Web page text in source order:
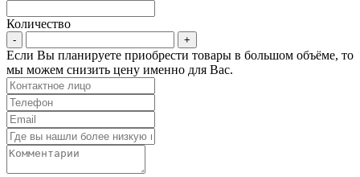
Количество
Если Вы планируете приобрести товары в большом объёме, то
мы можем снизить цену именно для Вас.